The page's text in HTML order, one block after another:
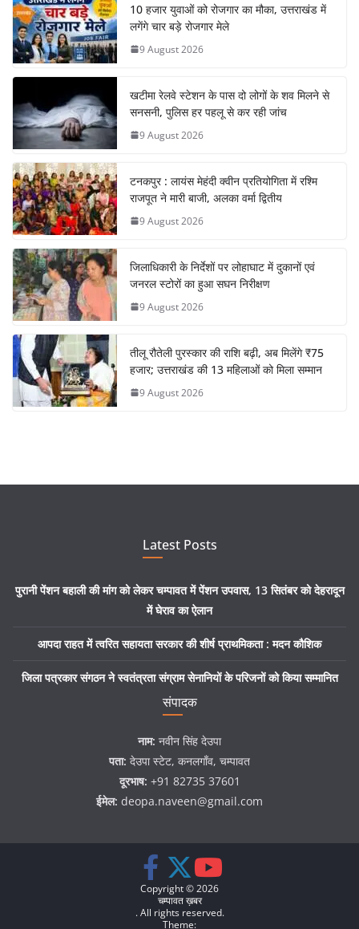
10 हजार युवाओं को रोजगार का मौका, उत्तराखंड में
लगेंगे चार बड़े रोजगार मेले
9 August 2026
खटीमा रेलवे स्टेशन के पास दो लोगों के शव मिलने से
सनसनी, पुलिस हर पहलू से कर रही जांच
9 August 2026
टनकपुर : लायंस मेहंदी क्वीन प्रतियोगिता में रश्मि
राजपूत ने मारी बाजी, अलका वर्मा द्वितीय
9 August 2026
जिलाधिकारी के निर्देशों पर लोहाघाट में दुकानों एवं
जनरल स्टोरों का हुआ सघन निरीक्षण
9 August 2026
तीलू रौतेली पुरस्कार की राशि बढ़ी, अब मिलेंगे ₹75
हजार; उत्तराखंड की 13 महिलाओं को मिला सम्मान
9 August 2026
Latest Posts
पुरानी पेंशन बहाली की मांग को लेकर चम्पावत में पेंशन उपवास, 13 सितंबर को देहरादून
में घेराव का ऐलान
आपदा राहत में त्वरित सहायता सरकार की शीर्ष प्राथमिकता : मदन कौशिक
जिला पत्रकार संगठन ने स्वतंत्रता संग्राम सेनानियों के परिजनों को किया सम्मानित
संपादक
नाम: नवीन सिंह देउपा
पता: देउपा स्टेट, कनलगाँव, चम्पावत
दूरभाष: +91 82735 37601
ईमेल: deopa.naveen@gmail.com
Copyright © 2026
चम्पावत ख़बर
. All rights reserved.
Theme: